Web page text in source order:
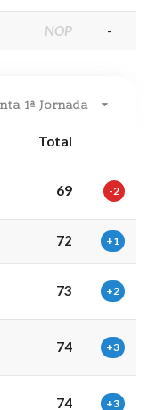
NOP -
1ª Jornada
Total
69 -2
72 +1
73 +2
74 +3
74 +3